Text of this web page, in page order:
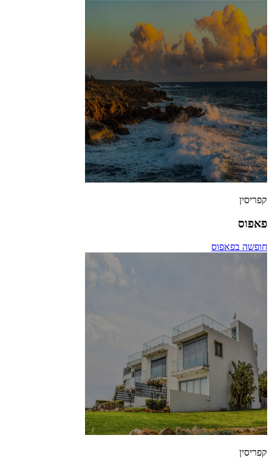
קפריסין
פאפוס
חופשה בפאפוס
קפריסין